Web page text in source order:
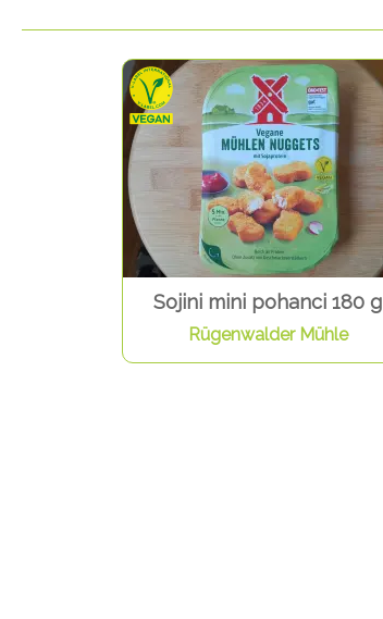
Sojini mini pohanci 180 g
Rügenwalder Mühle